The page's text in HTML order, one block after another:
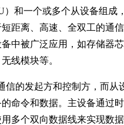
）和一个或多个从设备组成
距离、高速、全双工的通
中被广泛应用，如存储器芯
线模块等。
的发起方和控制方，而从
命令和数据。主设备通过
多个双向数据线来实现数